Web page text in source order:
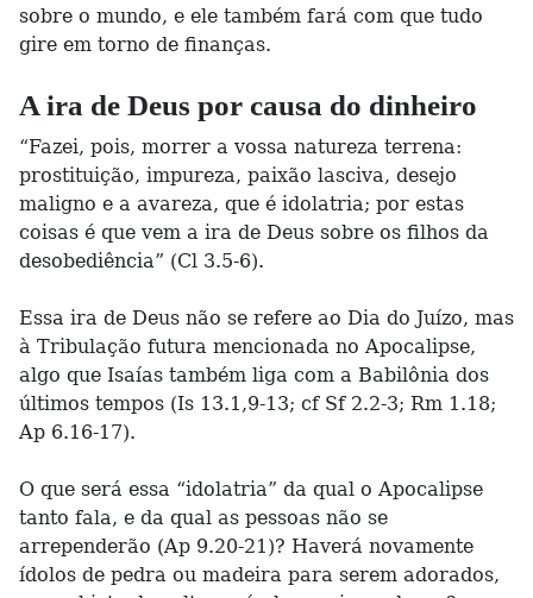
sobre o mundo, e ele também fará com que tudo
gire em torno de finanças.
A ira de Deus por causa do dinheiro
“Fazei, pois, morrer a vossa natureza terrena:
prostituição, impureza, paixão lasciva, desejo
maligno e a avareza, que é idolatria; por estas
coisas é que vem a ira de Deus sobre os filhos da
desobediência” (Cl 3.5-6).
Essa ira de Deus não se refere ao Dia do Juízo, mas
à Tribulação futura mencionada no Apocalipse,
algo que Isaías também liga com a Babilônia dos
últimos tempos (Is 13.1,9-13; cf Sf 2.2-3; Rm 1.18;
Ap 6.16-17).
O que será essa “idolatria” da qual o Apocalipse
tanto fala, e da qual as pessoas não se
arrependerão (Ap 9.20-21)? Haverá novamente
ídolos de pedra ou madeira para serem adorados,